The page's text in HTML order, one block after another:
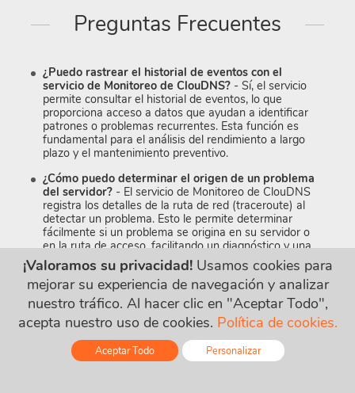
Preguntas Frecuentes
¿Puedo rastrear el historial de eventos con el
servicio de Monitoreo de ClouDNS? - Sí, el servicio
permite consultar el historial de eventos, lo que
proporciona acceso a datos que ayudan a identificar
patrones o problemas recurrentes. Esta función es
fundamental para el análisis del rendimiento a largo
plazo y el mantenimiento preventivo.
¿Cómo puedo determinar el origen de un problema
del servidor? - El servicio de Monitoreo de ClouDNS
registra los detalles de la ruta de red (traceroute) al
detectar un problema. Esto le permite determinar
fácilmente si un problema se origina en su servidor o
en la ruta de acceso, facilitando un diagnóstico y una
resolución más rápidos.
¿Puedo monitorear servidores ubicados en
diferentes regiones geográficas?- Sí, el servicio de
Monitoreo soporta servidores ubicados en múltiples
regiones geográficas, lo que permite a las empresas
con presencia global garantizar que sus servidores
estén operativos y accesibles desde cualquier parte del
mundo.
¡Valoramos su privacidad!Usamos cookies para
mejorar su experiencia de navegación y analizar
nuestro tráfico. Al hacer clic en "Aceptar Todo",
acepta nuestro uso de cookies. Política de cookies.
Aceptar Todo Personalizar